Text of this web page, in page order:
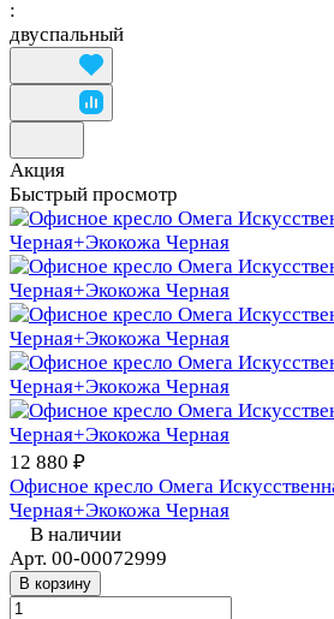
:
двуспальный
Акция
Быстрый просмотр
12 880 ₽
Офисное кресло Омега
Черная+Экокожа Черная
В наличии
Арт. 00-00072999
В корзину